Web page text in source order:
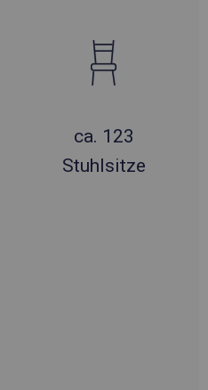
ca. 123
Stuhlsitze